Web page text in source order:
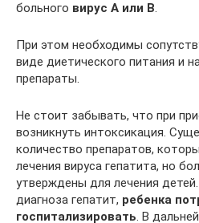
больного вирус А или В.
При этом необходимы
виде диетического питания и
препараты.
Не стоит забывать, что при
возникнуть интоксикация.
количество препаратов,
лечения вируса гепатита, но
утверждены для лечения
диагноза гепатит, ребенка
госпитализировать. В